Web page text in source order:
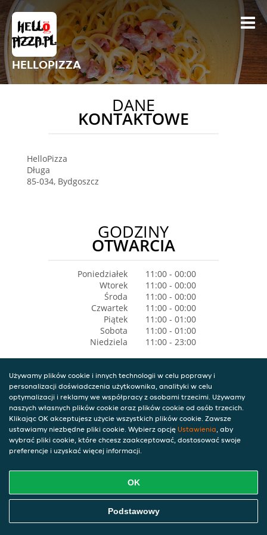
HELLOPIZZA
DANE
KONTAKTOWE
HelloPizza
Długa
85-034, Bydgoszcz
GODZINY
OTWARCIA
Poniedziałek
11:00 - 00:00
Wtorek
11:00 - 00:00
Środa
11:00 - 00:00
Czwartek
11:00 - 00:00
Piątek
11:00 - 01:00
Sobota
11:00 - 01:00
Niedziela
11:00 - 23:00
Używamy plików cookie i innych technologii w celu poprawy i
personalizacji doświadczenia użytkownika, analityki w celu
optymalizacji i reklamy we współpracy z osobami trzecimi. Używamy
naszych własnych plików cookie oraz plików cookie od osób trzecich.
Klikając OK akceptujesz użycie wszystkich plików cookie. Zawsze
ustawiamy niezbędne pliki cookie. Wybierz opcję Ustawienia, aby
wybrać pliki cookie, które chcesz zaakceptować, dostosować swoje
preferencje i uzyskać więcej informacji.
OK
Podstawowy